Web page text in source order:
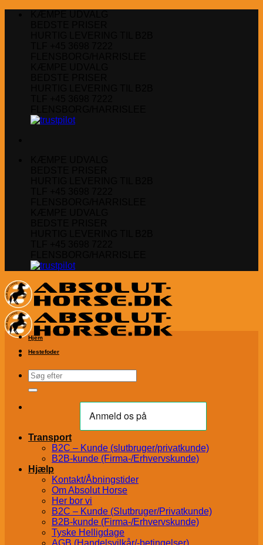
Søg
efter:
Transport
B2C – Kunde (slutbruger/privatkunde)
B2B-kunde (Firma-/Erhvervskunde)
Hjælp
Kontakt/Åbningstider
Om Absolut Horse
Her bor vi
B2C – Kunde (Slutbruger/Privatkunde)
B2B-kunde (Firma-/Erhvervskunde)
Tyske Helligdage
AGB (Handelsvilkår/-betingelser)
Hjem
Hestefoder